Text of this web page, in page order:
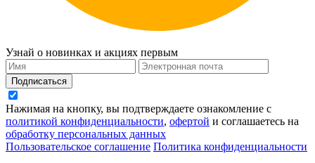
Узнай о новинках и акциях первым
Подписаться
Нажимая на кнопку, вы подтверждаете ознакомление с
политикой конфиденциальности, офертой и соглашаетесь на
обработку персональных данных
Пользовательское соглашение Политика конфиденциальности